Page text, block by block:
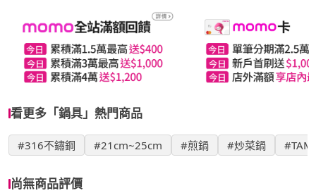
看更多「鍋具」熱門商品
#316不鏽鋼 #21cm~25cm #煎鍋 #炒菜鍋
尚無商品評價